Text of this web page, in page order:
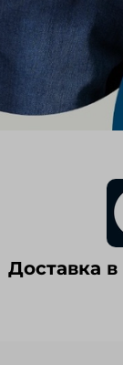
Доставка